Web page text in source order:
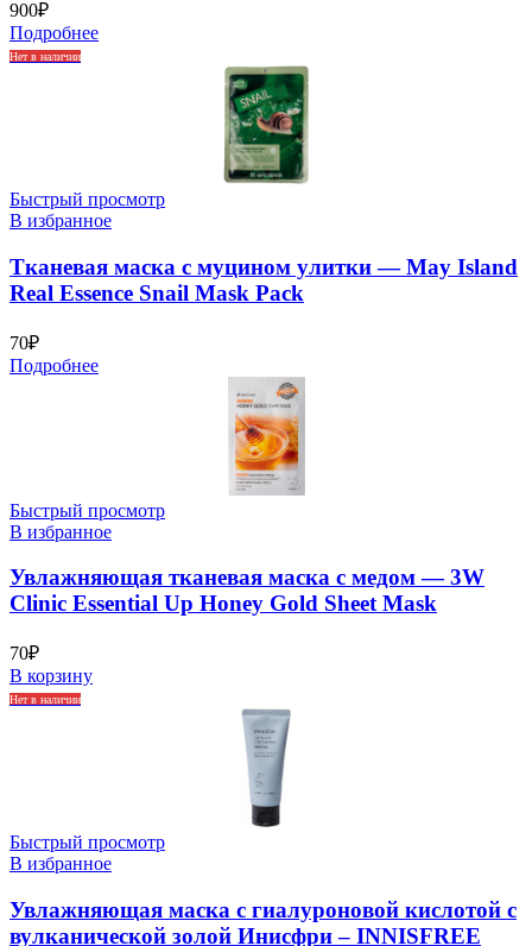
900₽
Подробнее
Нет в наличии
Быстрый просмотр
В избранное
Тканевая маска с муцином улитки — May Island
Real Essence Snail Mask Pack
70₽
Подробнее
Быстрый просмотр
В избранное
Увлажняющая тканевая маска с медом — 3W
Clinic Essential Up Honey Gold Sheet Mask
70₽
В корзину
Нет в наличии
Быстрый просмотр
В избранное
Увлажняющая маска с гиалуроновой кислотой с
вулканической золой Инисфри – INNISFREE